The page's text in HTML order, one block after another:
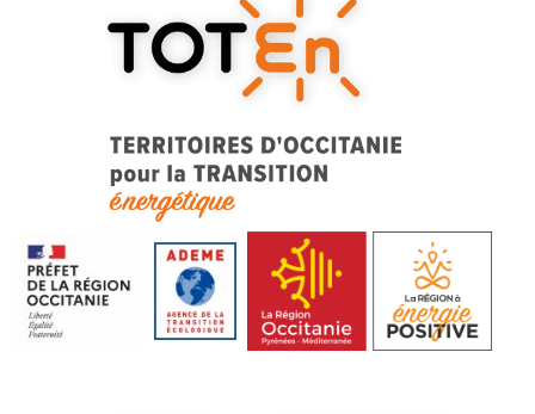
TOTEn Occitanie | Territoires
d’Occitanie pour la Transition
Energétique